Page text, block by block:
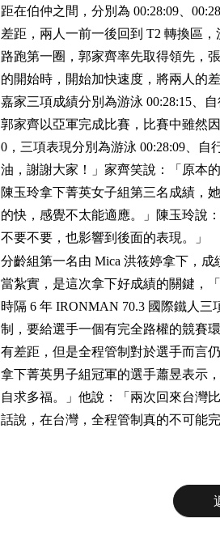
距在伯仲之間，分別為 00:28:09、
差距，兩人一前一後回到 T2 轉換區，
路跑第一圈，郭家齊率先取得領先，
的開始時，開始加快速度，將兩人的
嘉家三項成績分別為游泳 00:28:15、
郭家齊以亞軍完成比賽，比賽中雖然
0，三項表現分別為游泳 00:28:09、自
油，謝謝大家！」家齊笑說：「原本
陳玉玲拿下菁英女子組第三名成績，
的快，感覺不太能適應。」陳玉玲說
不要不要，也影響到後面的表現。」
分齡組第一名由 Mica 洪筱婷拿下，
當紮實，是這次拿下好成績的關鍵，
時隔 6 年 IRONMAN 70.3 國際鐵人
制，要給選手一個有完全路權的競賽
有差距，但是全程管制對於選手而言
拿下菁英男子組冠軍的選手蕭昱表示
自求多福。」他說：「兩次回來台灣
話說，在台灣，全程管制真的不可能